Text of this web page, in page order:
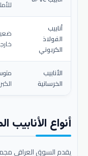
أنابيب
الفولاذ
الكربوني
الأنابيب
الخرسانية
أنواع الأنابيب
يقدم السوق العراقي